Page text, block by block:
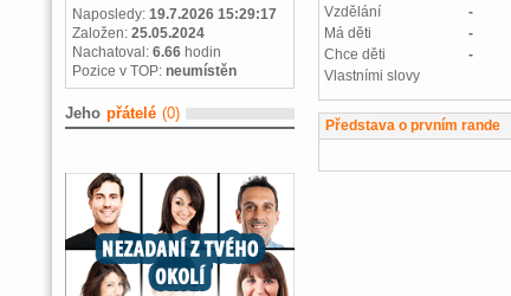
Naposledy: 19.7.2026 15:29:17
Založen: 25.05.2024
Nachatoval: 6.66 hodin
Pozice v TOP: neumístěn
Jeho přátelé (0)
Vzdělání
-
Má děti
-
Chce děti
-
Vlastními slovy
Představa o prvním rande